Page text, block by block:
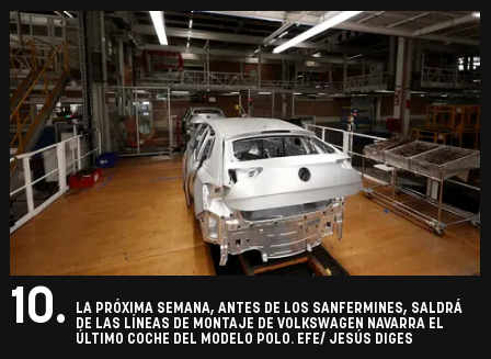
10.
LA PRÓXIMA SEMANA, ANTES DE LOS SANFERMINES, SALDRÁ
DE LAS LÍNEAS DE MONTAJE DE VOLKSWAGEN NAVARRA EL
ÚLTIMO COCHE DEL MODELO POLO. EFE/ JESÚS DIGES